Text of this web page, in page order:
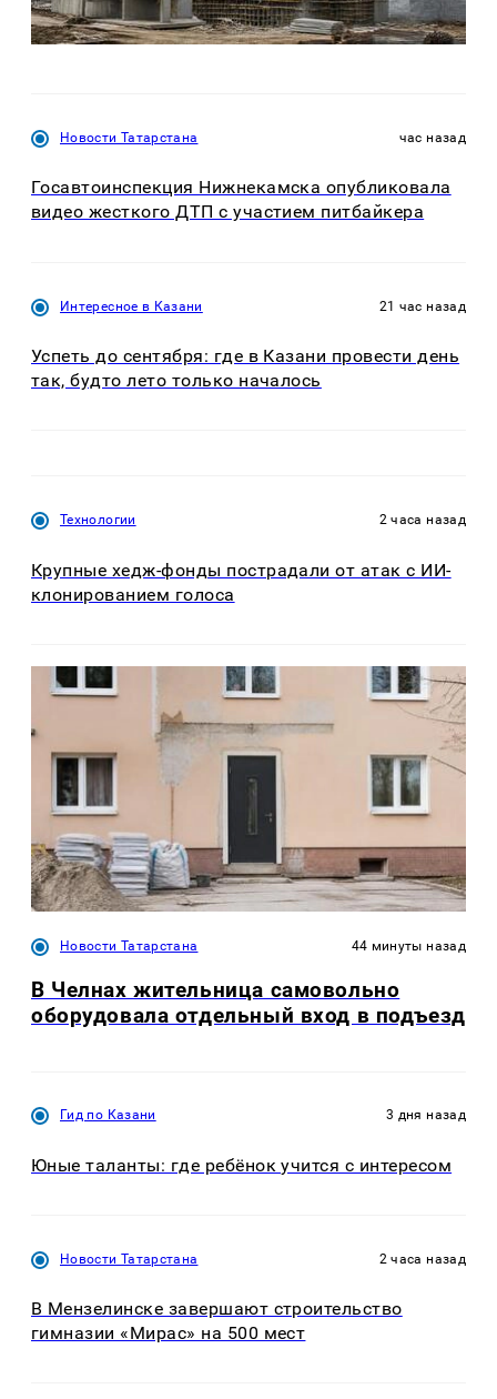
Новости Татарстана час назад
Госавтоинспекция Нижнекамска опубликовала
видео жесткого ДТП с участием питбайкера
Интересное в Казани 21 час назад
Успеть до сентября: где в Казани провести день
так, будто лето только началось
Технологии 2 часа назад
Крупные хедж-фонды пострадали от атак с ИИ-
клонированием голоса
Новости Татарстана 44 минуты назад
В Челнах жительница самовольно
оборудовала отдельный вход в подъезд
Гид по Казани 3 дня назад
Юные таланты: где ребёнок учится с интересом
Новости Татарстана 2 часа назад
В Мензелинске завершают строительство
гимназии «Мирас» на 500 мест